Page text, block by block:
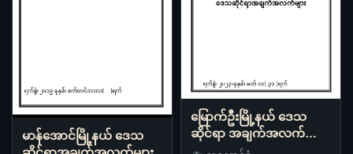
မာန်အောင်မြို့နယ် ဒေသ
မြောက်ဦးမြို့နယ် ဒေသ
ဆိုင်ရာ အချက်အလက်
များ(၂၀၂၃)